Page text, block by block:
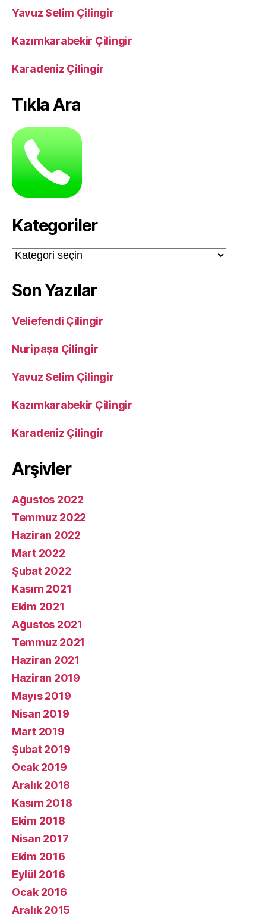
Yavuz Selim Çilingir
Kazımkarabekir Çilingir
Karadeniz Çilingir
Tıkla Ara
Kategoriler
Kategoriler
Son Yazılar
Veliefendi Çilingir
Nuripaşa Çilingir
Yavuz Selim Çilingir
Kazımkarabekir Çilingir
Karadeniz Çilingir
Arşivler
Ağustos 2022
Temmuz 2022
Haziran 2022
Mart 2022
Şubat 2022
Kasım 2021
Ekim 2021
Ağustos 2021
Temmuz 2021
Haziran 2021
Haziran 2019
Mayıs 2019
Nisan 2019
Mart 2019
Şubat 2019
Ocak 2019
Aralık 2018
Kasım 2018
Ekim 2018
Nisan 2017
Ekim 2016
Eylül 2016
Ocak 2016
Aralık 2015